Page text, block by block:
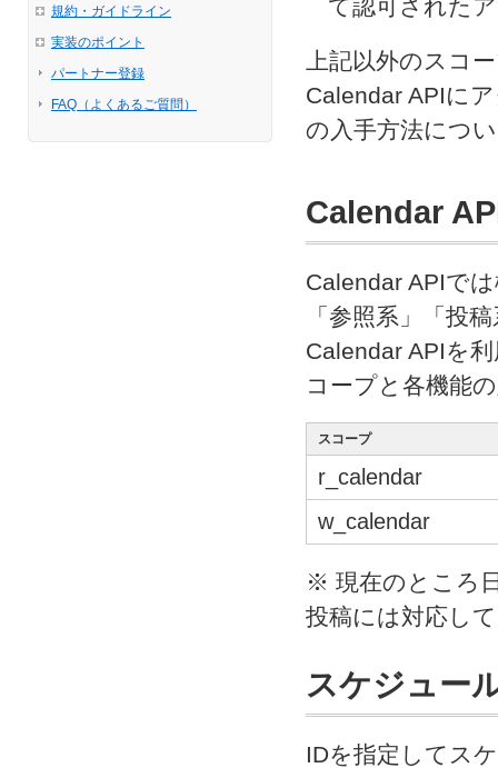
規約・ガイドライン
実装のポイント
パートナー登録
FAQ（よくあるご質問）
て認可された
上記以外のスコ
Calendar APIに
の入手方法につ
Calendar
Calendar APIで
「参照系」「投
Calendar APIを
コープと各機能
スコープ
r_calendar
w_calendar
※ 現在のところ
投稿には対応し
スケジュー
IDを指定してス